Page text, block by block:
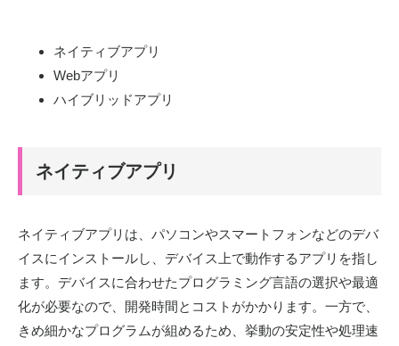
ネイティブアプリ
Webアプリ
ハイブリッドアプリ
ネイティブアプリ
ネイティブアプリは、パソコンやスマートフォンなどのデバ
イスにインストールし、デバイス上で動作するアプリを指し
ます。デバイスに合わせたプログラミング言語の選択や最適
化が必要なので、開発時間とコストがかかります。一方で、
きめ細かなプログラムが組めるため、挙動の安定性や処理速